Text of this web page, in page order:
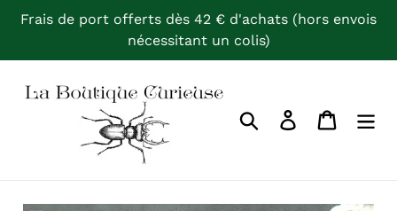
Frais de port offerts dès 42 € d'achats (hors envois
nécessitant un colis)
RechercherSe connecter
Panier